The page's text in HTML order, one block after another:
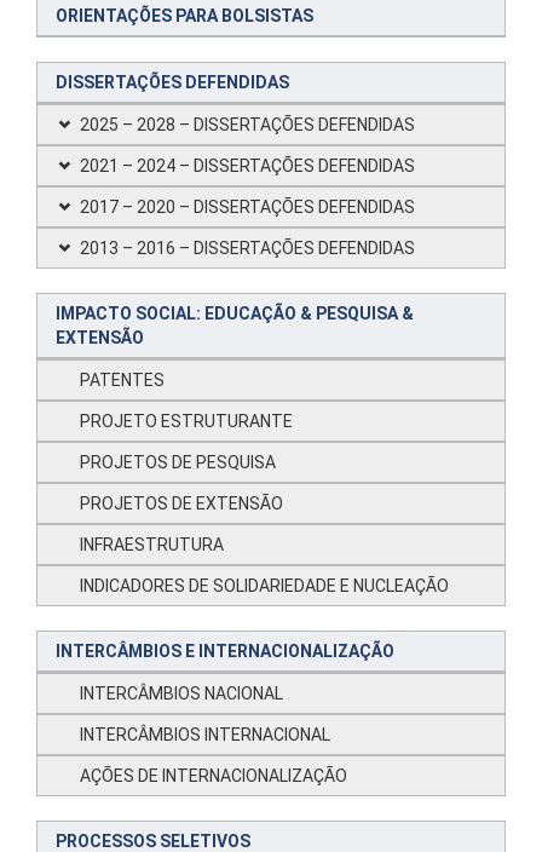
ORIENTAÇÕES PARA BOLSISTAS
DISSERTAÇÕES DEFENDIDAS
2025 – 2028 – DISSERTAÇÕES DEFENDIDAS
2021 – 2024 – DISSERTAÇÕES DEFENDIDAS
2017 – 2020 – DISSERTAÇÕES DEFENDIDAS
2013 – 2016 – DISSERTAÇÕES DEFENDIDAS
IMPACTO SOCIAL: EDUCAÇÃO & PESQUISA &
EXTENSÃO
PATENTES
PROJETO ESTRUTURANTE
PROJETOS DE PESQUISA
PROJETOS DE EXTENSÃO
INFRAESTRUTURA
INDICADORES DE SOLIDARIEDADE E NUCLEAÇÃO
INTERCÂMBIOS E INTERNACIONALIZAÇÃO
INTERCÂMBIOS NACIONAL
INTERCÂMBIOS INTERNACIONAL
AÇÕES DE INTERNACIONALIZAÇÃO
PROCESSOS SELETIVOS